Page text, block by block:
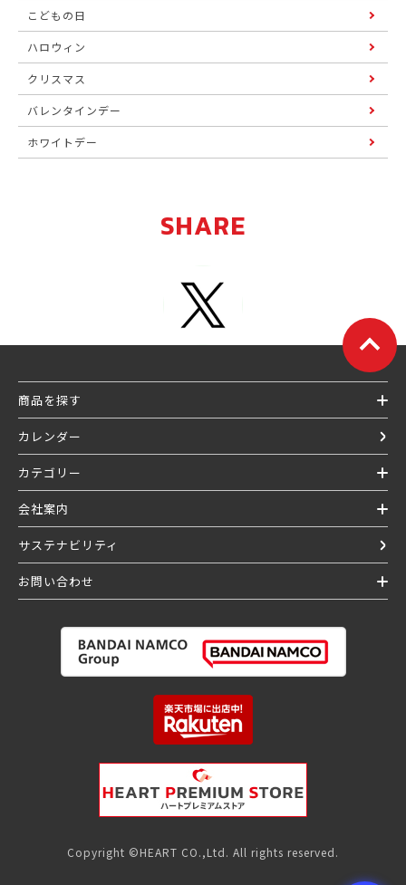
こどもの日
ハロウィン
クリスマス
バレンタインデー
ホワイトデー
SHARE
商品を探す
カレンダー
カテゴリー
会社案内
サステナビリティ
お問い合わせ
Copyright ©HEART CO.,Ltd. All rights reserved.